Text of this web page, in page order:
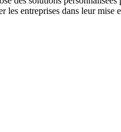
entreprises dans leur